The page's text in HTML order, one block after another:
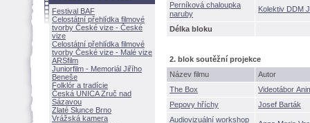
Festival BAF
Celostátní přehlídka filmové
tvorby České vize - České
vize
Celostátní přehlídka filmové
tvorby České vize - Malé vize
ARSfilm
Juniorfilm - Memoriál Jiřího
Beneše
Folklór a tradície
Česká UNICA Zruč nad
Sázavou
Zlaté Slunce Brno
Vrážská kamera
Perníková chaloupka
naruby
Kolektiv DDM
Délka bloku
2. blok soutěžní projekce
Název filmu
Autor
The Box
Videotábor
Pepovy hříchy
Josef Barták
Audiovizuální workshop